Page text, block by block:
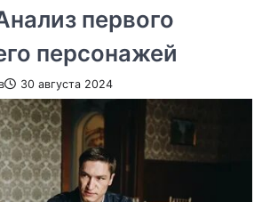
первого
персонажей
30 августа 2024